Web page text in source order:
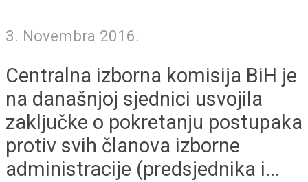
3. Novembra 2016.
Centralna izborna komisija BiH je
na današnjoj sjednici usvojila
zaključke o pokretanju postupaka
protiv svih članova izborne
administracije (predsjednika i...